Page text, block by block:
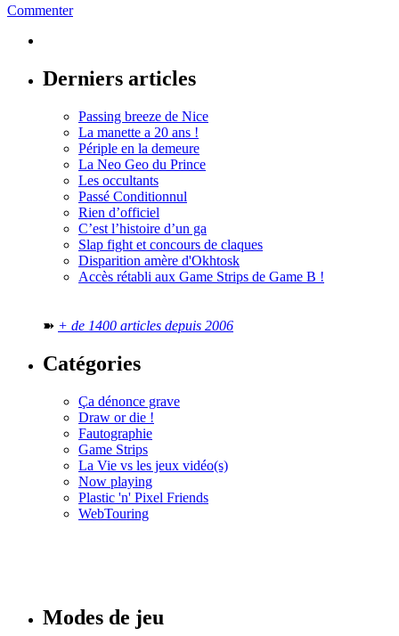
Commenter
Derniers articles
Passing breeze de Nice
La manette a 20 ans !
Périple en la demeure
La Neo Geo du Prince
Les occultants
Passé Conditionnul
Rien d’officiel
C’est l’histoire d’un ga
Slap fight et concours de claques
Disparition amère d'Okhtosk
Accès rétabli aux Game Strips de Game B !
➽ + de 1400 articles depuis 2006
Catégories
Ça dénonce grave
Draw or die !
Fautographie
Game Strips
La Vie vs les jeux vidéo(s)
Now playing
Plastic 'n' Pixel Friends
WebTouring
Modes de jeu